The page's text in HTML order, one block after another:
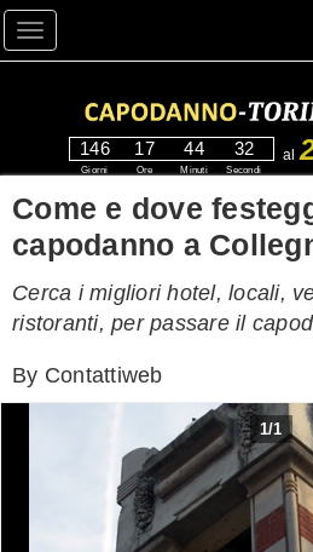
Toggle navigation
146
Giorni
17
Ore
44
Minuti
31
Secondi
al
Come e dove
capodanno a
Cerca i migliori hotel, locali,
ristoranti, per passare il
By Contattiweb
1/1